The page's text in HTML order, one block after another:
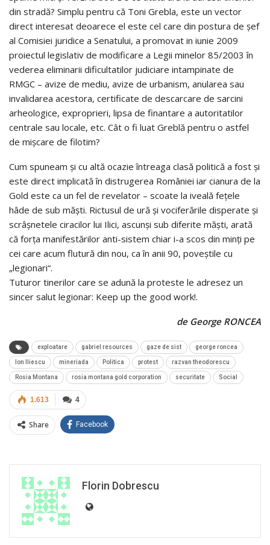
din stradă? Simplu pentru că Toni Grebla, este un vector
direct interesat deoarece el este cel care din postura de șef
al Comisiei juridice a Senatului, a promovat in iunie 2009
proiec­tul legislativ de modificare a Legii minelor 85/2003 în
vederea eliminarii dificultatilor judiciare intampinate de
RMGC – avize de mediu, avize de urbanism, anularea sau
invalidarea acestora, certificate de descarcare de sarcini
arheologice, exproprieri, lipsa de finantare a autoritatilor
centrale sau locale, etc. Cât o fi luat Greblă pentru o astfel
de mișcare de filotim?
Cum spuneam și cu altă ocazie întreaga clasă politică a fost și
este direct implicată în distrugerea României iar cianura de la
Gold este ca un fel de revelator – scoate la iveală fețele
hâde de sub măști. Rictusul de ură și vociferările disperate și
scrâșnetele ciracilor lui Ilici, ascunși sub diferite măști, arată
că forța manifestărilor anti-sistem chiar i-a scos din minți pe
cei care acum flutură din nou, ca în anii 90, poveștile cu
„legionari“.
Tuturor tinerilor care se adună la proteste le adresez un
sincer salut legionar: Keep up the good work!.
de George RONCEA
exploatare gabriel resources gaze de sist george roncea
Ion Iliescu mineriada Politica protest razvan theodorescu
Rosia Montana rosia montana gold corporation securitate Social
4
1.613
Share Facebook
Florin Dobrescu